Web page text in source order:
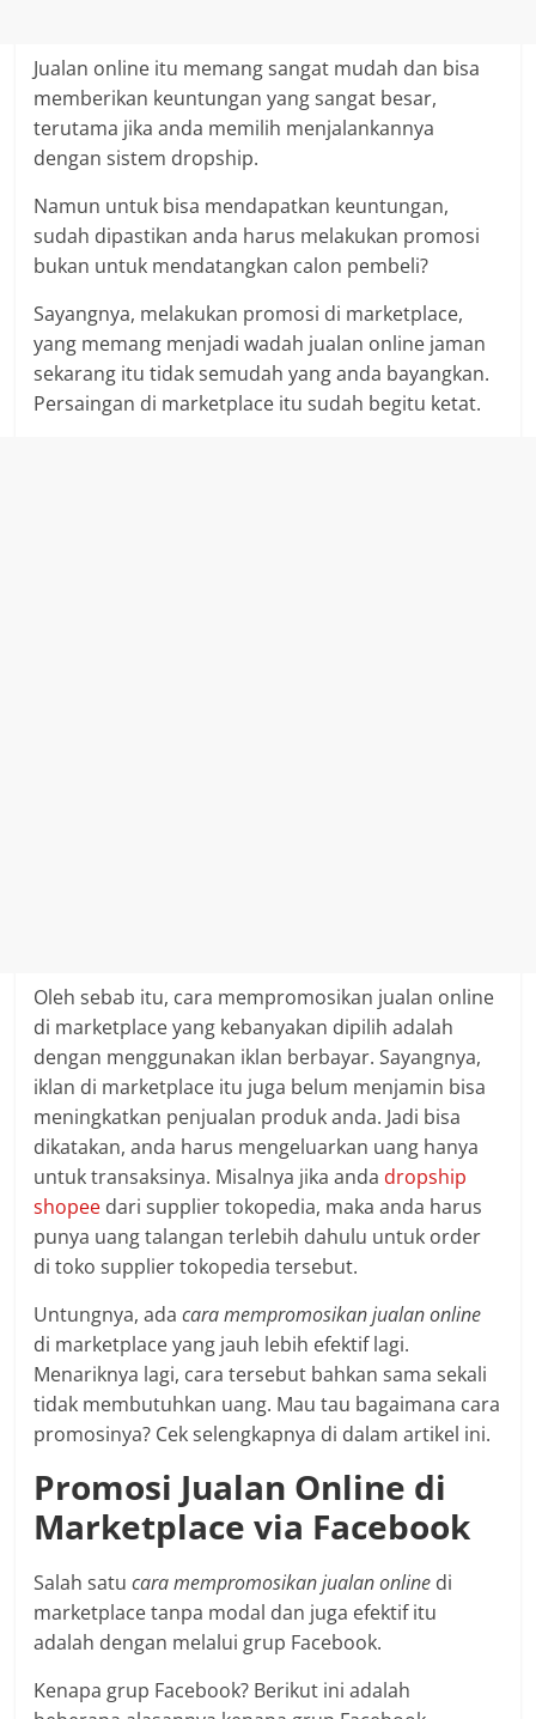
Jualan online itu memang sangat mudah dan bisa
memberikan keuntungan yang sangat besar,
terutama jika anda memilih menjalankannya
dengan sistem dropship.
Namun untuk bisa mendapatkan keuntungan,
sudah dipastikan anda harus melakukan promosi
bukan untuk mendatangkan calon pembeli?
Sayangnya, melakukan promosi di marketplace,
yang memang menjadi wadah jualan online jaman
sekarang itu tidak semudah yang anda bayangkan.
Persaingan di marketplace itu sudah begitu ketat.
Oleh sebab itu, cara mempromosikan jualan online
di marketplace yang kebanyakan dipilih adalah
dengan menggunakan iklan berbayar. Sayangnya,
iklan di marketplace itu juga belum menjamin bisa
meningkatkan penjualan produk anda. Jadi bisa
dikatakan, anda harus mengeluarkan uang hanya
untuk transaksinya. Misalnya jika anda dropship
shopee dari supplier tokopedia, maka anda harus
punya uang talangan terlebih dahulu untuk order
di toko supplier tokopedia tersebut.
Untungnya, adacara mempromosikan jualan online
di marketplace yang jauh lebih efektif lagi.
Menariknya lagi, cara tersebut bahkan sama sekali
tidak membutuhkan uang. Mau tau bagaimana cara
promosinya? Cek selengkapnya di dalam artikel ini.
Promosi Jualan Online di
Marketplace via Facebook
Salah satucara mempromosikan jualan online di
marketplace tanpa modal dan juga efektif itu
adalah dengan melalui grup Facebook.
Kenapa grup Facebook? Berikut ini adalah